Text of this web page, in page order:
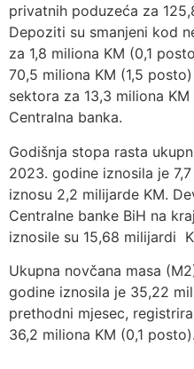
privatnih poduzeća za
Depoziti su smanjeni kod
za 1,8 miliona KM (0,1
70,5 miliona KM (1,5
sektora za 13,3 miliona
Centralna banka.
Godišnja stopa rasta
2023. godine iznosila je
iznosu 2,2 milijarde KM.
Centralne banke BiH na
iznosile su 15,68 milijardi
Ukupna novčana masa
godine iznosila je 35,22
prethodni mjesec,
36,2 miliona KM (0,1 posto).